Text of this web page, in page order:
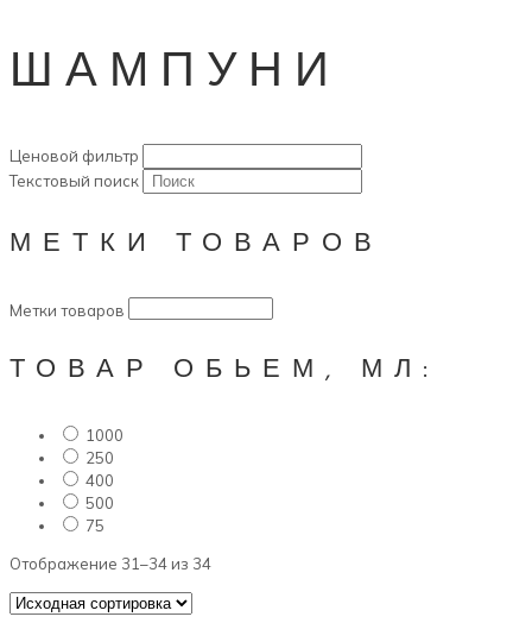
ШАМПУНИ
Ценовой фильтр
Текстовый поиск
МЕТКИ ТОВАРОВ
Метки товаров
ТОВАР ОБЬЕМ, МЛ:
1000
250
400
500
75
Отображение 31–34 из 34